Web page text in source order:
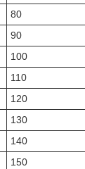
80
90
100
110
120
130
140
150